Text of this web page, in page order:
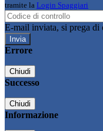
tramite la Login Spaggiari
E-mail inviata, si prega di
Errore
Chiudi
Successo
Chiudi
Informazione